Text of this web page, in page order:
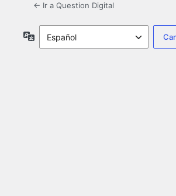
← Ir a Question Digital
Idioma